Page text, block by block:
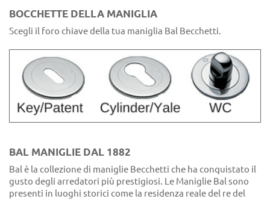
BOCCHETTE DELLA MANIGLIA
Scegli il foro chiave della tua maniglia Bal Becchetti.
BAL MANIGLIE DAL 1882
Bal è la collezione di maniglie Becchetti che ha conquistato il
gusto degli arredatori più prestigiosi. Le Maniglie Bal sono
presenti in luoghi storici come la residenza reale del re del